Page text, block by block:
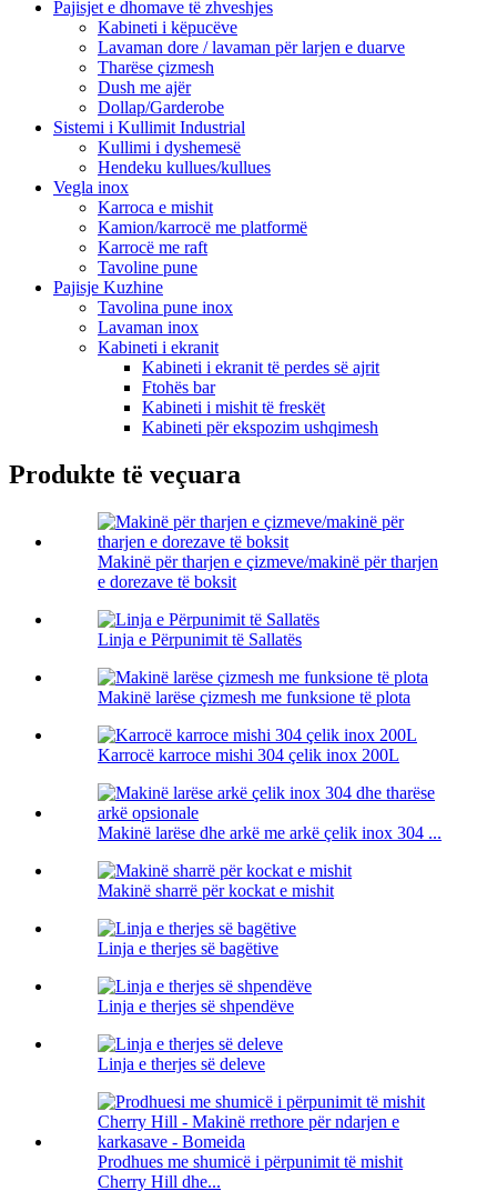
Pajisjet e dhomave të zhveshjes
Kabineti i këpucëve
Lavaman dore / lavaman për larjen e duarve
Tharëse çizmesh
Dush me ajër
Dollap/Garderobe
Sistemi i Kullimit Industrial
Kullimi i dyshemesë
Hendeku kullues/kullues
Vegla inox
Karroca e mishit
Kamion/karrocë me platformë
Karrocë me raft
Tavoline pune
Pajisje Kuzhine
Tavolina pune inox
Lavaman inox
Kabineti i ekranit
Kabineti i ekranit të perdes së ajrit
Ftohës bar
Kabineti i mishit të freskët
Kabineti për ekspozim ushqimesh
Produkte të veçuara
Makinë për tharjen e çizmeve/makinë për tharjen
e dorezave të boksit
Linja e Përpunimit të Sallatës
Makinë larëse çizmesh me funksione të plota
Karrocë karroce mishi 304 çelik inox 200L
Makinë larëse dhe arkë me arkë çelik inox 304 ...
Makinë sharrë për kockat e mishit
Linja e therjes së bagëtive
Linja e therjes së shpendëve
Linja e therjes së deleve
Prodhues me shumicë i përpunimit të mishit
Cherry Hill dhe...